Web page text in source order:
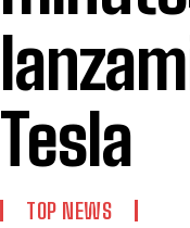
Tesla
TOP NEWS